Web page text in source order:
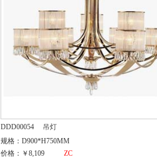
DDD00054
吊灯
规格：D900*H750MM
价格：￥8,109
ZC